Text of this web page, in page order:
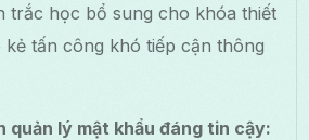
trắc học bổ sung cho khóa thiết
kẻ tấn công khó tiếp cận thông
quản lý mật khẩu đáng tin cậy: